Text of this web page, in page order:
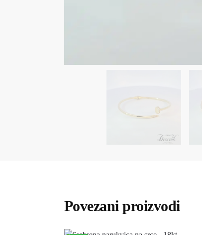
Povezani proizvodi